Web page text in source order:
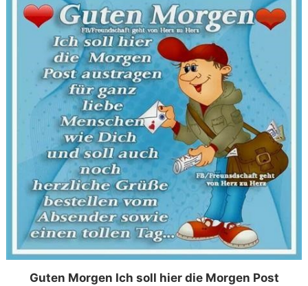
Guten Morgen Ich soll hier die Morgen Post